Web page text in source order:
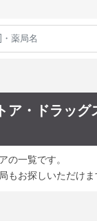
ア・ドラッグ
の一覧です。
もお探しいただけま